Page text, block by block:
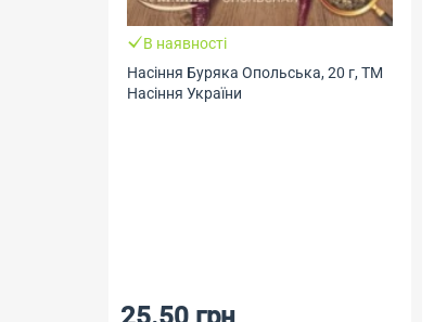
В наявності
Насіння Буряка Опольська, 20 г, ТМ
Насіння України